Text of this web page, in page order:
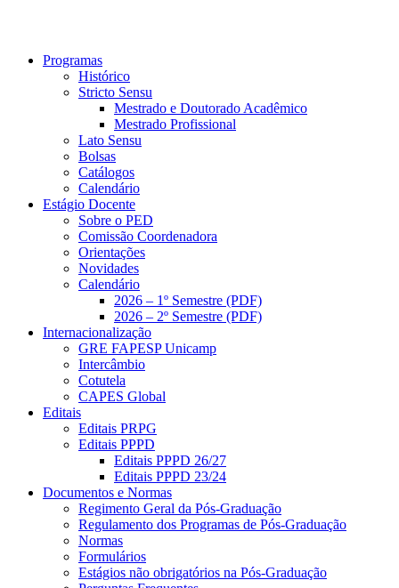
Programas
Histórico
Stricto Sensu
Mestrado e Doutorado Acadêmico
Mestrado Profissional
Lato Sensu
Bolsas
Catálogos
Calendário
Estágio Docente
Sobre o PED
Comissão Coordenadora
Orientações
Novidades
Calendário
2026 – 1º Semestre (PDF)
2026 – 2º Semestre (PDF)
Internacionalização
GRE FAPESP Unicamp
Intercâmbio
Cotutela
CAPES Global
Editais
Editais PRPG
Editais PPPD
Editais PPPD 26/27
Editais PPPD 23/24
Documentos e Normas
Regimento Geral da Pós-Graduação
Regulamento dos Programas de Pós-Graduação
Normas
Formulários
Estágios não obrigatórios na Pós-Graduação